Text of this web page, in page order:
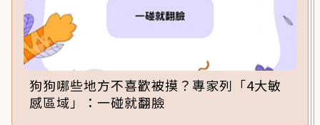
狗狗哪些地方不喜歡被摸？專家列「4大敏
感區域」：一碰就翻臉